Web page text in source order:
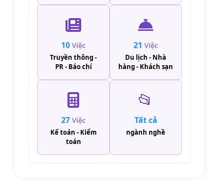
10 Việc
Truyền thông -
PR - Báo chí
21 Việc
Du lịch - Nhà
hàng - Khách sạn
27 Việc
Kế toán - Kiểm
toán
📂
Tất cả
ngành nghề